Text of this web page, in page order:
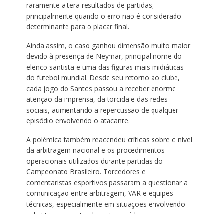
raramente altera resultados de partidas,
principalmente quando o erro não é considerado
determinante para o placar final.
Ainda assim, o caso ganhou dimensão muito maior
devido à presença de Neymar, principal nome do
elenco santista e uma das figuras mais midiáticas
do futebol mundial. Desde seu retorno ao clube,
cada jogo do Santos passou a receber enorme
atenção da imprensa, da torcida e das redes
sociais, aumentando a repercussão de qualquer
episódio envolvendo o atacante.
A polêmica também reacendeu críticas sobre o nível
da arbitragem nacional e os procedimentos
operacionais utilizados durante partidas do
Campeonato Brasileiro. Torcedores e
comentaristas esportivos passaram a questionar a
comunicação entre arbitragem, VAR e equipes
técnicas, especialmente em situações envolvendo